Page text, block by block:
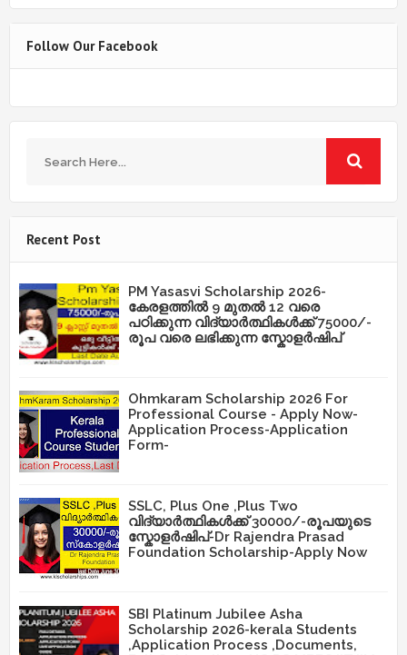
Follow Our Facebook
Recent Post
PM Yasasvi Scholarship 2026-
കേരളത്തിൽ 9 മുതൽ 12 വരെ
പഠിക്കുന്ന വിദ്യാർത്ഥികൾക്ക് 75000/-
രൂപ വരെ ലഭിക്കുന്ന സ്കോളർഷിപ്
Ohmkaram Scholarship 2026 For
Professional Course - Apply Now-
Application Process-Application
Form-
SSLC, Plus One ,Plus Two
വിദ്യാർത്ഥികൾക്ക് 30000/-രൂപയുടെ
സ്കോളർഷിപ്-Dr Rajendra Prasad
Foundation Scholarship-Apply Now
SBI Platinum Jubilee Asha
Scholarship 2026-kerala Students
,Application Process ,Documents,